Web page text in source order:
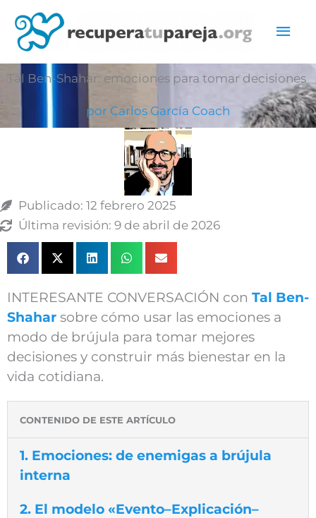
contenido
Tal Ben-Shahar: emociones para tomar decisiones
por Carlos García Coach
Publicado:12 febrero 2025
Última revisión: 9 de abril de 2026
INTERESANTE CONVERSACIÓN con Tal Ben-
Shahar sobre cómo usar las emociones a
modo de brújula para tomar mejores
decisiones y construir más bienestar en la
vida cotidiana.
CONTENIDO DE ESTE ARTÍCULO
1. Emociones: de enemigas a brújula
interna
2. El modelo «Evento–Explicación–